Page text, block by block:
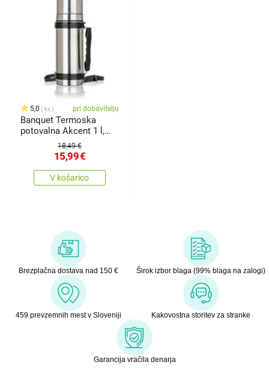
5,0 6x pri dobavitelju
Banquet Termoska
potovalna Akcent 1 l,
nerjavečejeklo
18,49 €
15,99€
V košarico
Brezplačna dostava nad 150 € Širok izbor blaga (99% blaga na zalogi)
459 prevzemnih mest v Sloveniji Kakovostna storitev za stranke
Garancija vračila denarja